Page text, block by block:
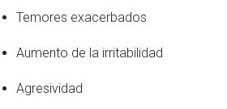
Temores exacerbados
Aumento de la irritabilidad
Agresividad